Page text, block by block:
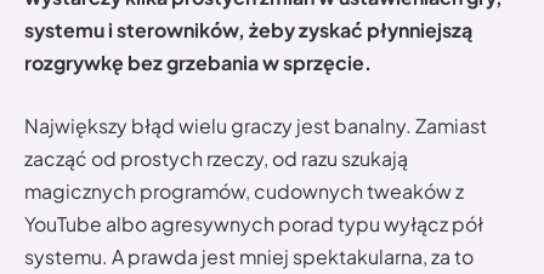
systemu i sterowników, żeby zyskać płynniejszą
rozgrywkę bez grzebania w sprzęcie.
Największy błąd wielu graczy jest banalny. Zamiast
zacząć od prostych rzeczy, od razu szukają
magicznych programów, cudownych tweaków z
YouTube albo agresywnych porad typu wyłącz pół
systemu. A prawda jest mniej spektakularna, za to